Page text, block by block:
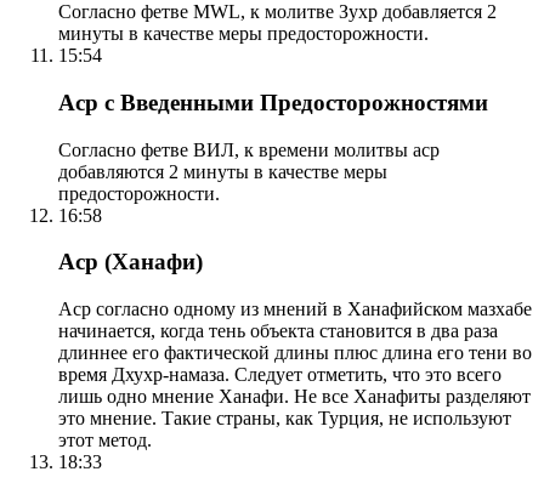
Согласно фетве MWL, к молитве Зухр добавляется 2
минуты в качестве меры предосторожности.
15:54
Аср с Введенными Предосторожностями
Согласно фетве ВИЛ, к времени молитвы аср
добавляются 2 минуты в качестве меры
предосторожности.
16:58
Аср (Ханафи)
Аср согласно одному из мнений в Ханафийском мазхабе
начинается, когда тень объекта становится в два раза
длиннее его фактической длины плюс длина его тени во
время Дхухр-намаза. Следует отметить, что это всего
лишь одно мнение Ханафи. Не все Ханафиты разделяют
это мнение. Такие страны, как Турция, не используют
этот метод.
18:33